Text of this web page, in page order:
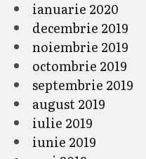
ianuarie 2020
decembrie 2019
noiembrie 2019
octombrie 2019
septembrie 2019
august 2019
iulie 2019
iunie 2019